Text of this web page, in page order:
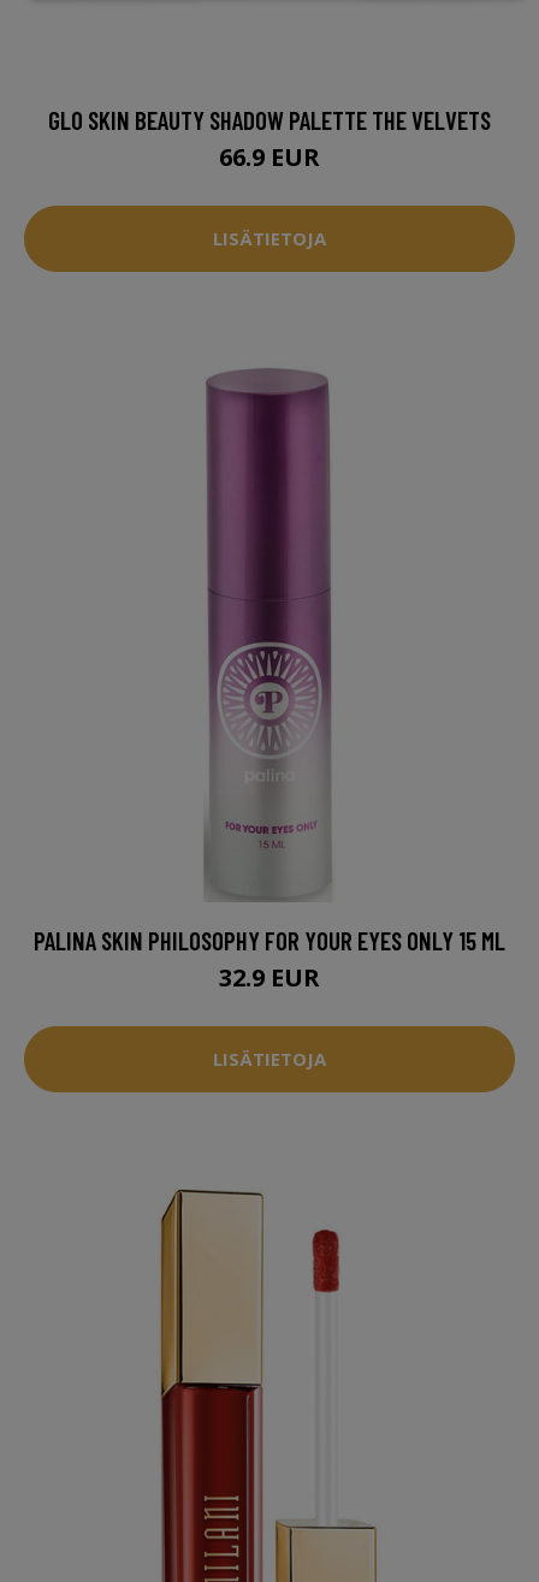
GLO SKIN BEAUTY SHADOW PALETTE THE VELVETS
66.9 EUR
LISÄTIETOJA
PALINA SKIN PHILOSOPHY FOR YOUR EYES ONLY 15 ML
32.9 EUR
LISÄTIETOJA